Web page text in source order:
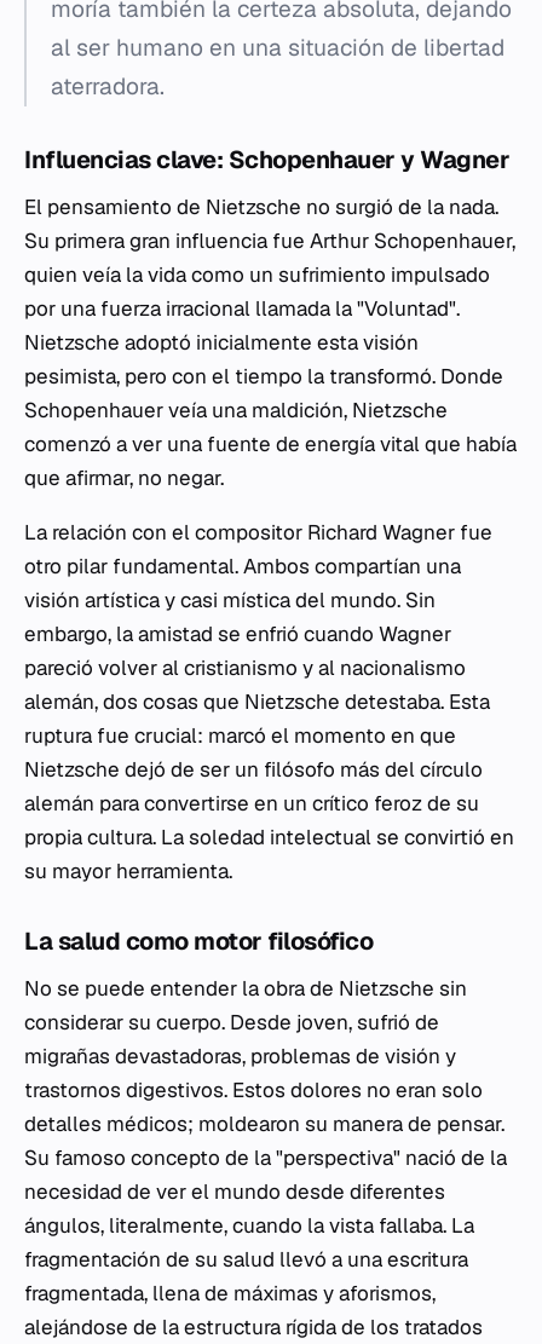
moría también la certeza absoluta, dejando
al ser humano en una situación de libertad
aterradora.
Influencias clave: Schopenhauer y Wagner
El pensamiento de Nietzsche no surgió de la nada.
Su primera gran influencia fue Arthur Schopenhauer,
quien veía la vida como un sufrimiento impulsado
por una fuerza irracional llamada la "Voluntad".
Nietzsche adoptó inicialmente esta visión
pesimista, pero con el tiempo la transformó. Donde
Schopenhauer veía una maldición, Nietzsche
comenzó a ver una fuente de energía vital que había
que afirmar, no negar.
La relación con el compositor Richard Wagner fue
otro pilar fundamental. Ambos compartían una
visión artística y casi mística del mundo. Sin
embargo, la amistad se enfrió cuando Wagner
pareció volver al cristianismo y al nacionalismo
alemán, dos cosas que Nietzsche detestaba. Esta
ruptura fue crucial: marcó el momento en que
Nietzsche dejó de ser un filósofo más del círculo
alemán para convertirse en un crítico feroz de su
propia cultura. La soledad intelectual se convirtió en
su mayor herramienta.
La salud como motor filosófico
No se puede entender la obra de Nietzsche sin
considerar su cuerpo. Desde joven, sufrió de
migrañas devastadoras, problemas de visión y
trastornos digestivos. Estos dolores no eran solo
detalles médicos; moldearon su manera de pensar.
Su famoso concepto de la "perspectiva" nació de la
necesidad de ver el mundo desde diferentes
ángulos, literalmente, cuando la vista fallaba. La
fragmentación de su salud llevó a una escritura
fragmentada, llena de máximas y aforismos,
alejándose de la estructura rígida de los tratados